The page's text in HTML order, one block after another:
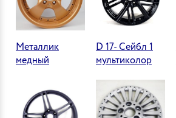
Металлик
медный
D 17- Сейбл 1
мультиколор